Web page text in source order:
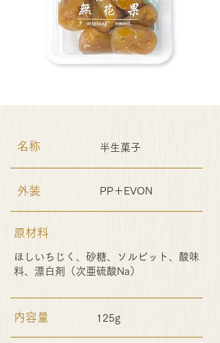
名称 半生菓子
外装 PP＋EVON
原材料
ほしいちじく、砂糖、ソルビット、酸味
料、漂白剤（次亜硫酸Na）
内容量 125g